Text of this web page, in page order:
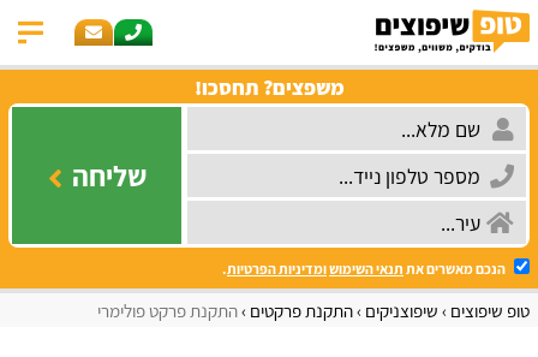
משפצים? תחסכו!
שליחה
הנכם מאשרים את תנאי השימושומדיניות הפרטיות.
טופ שיפוצים שיפוצניקים התקנת פרקטים התקנת פרקט פולימרי